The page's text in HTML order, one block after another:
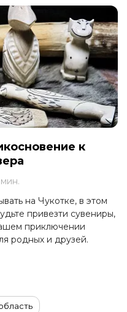
к
мин.
на Чукотке, в этом
привезти сувениры,
приключении
родных и друзей.